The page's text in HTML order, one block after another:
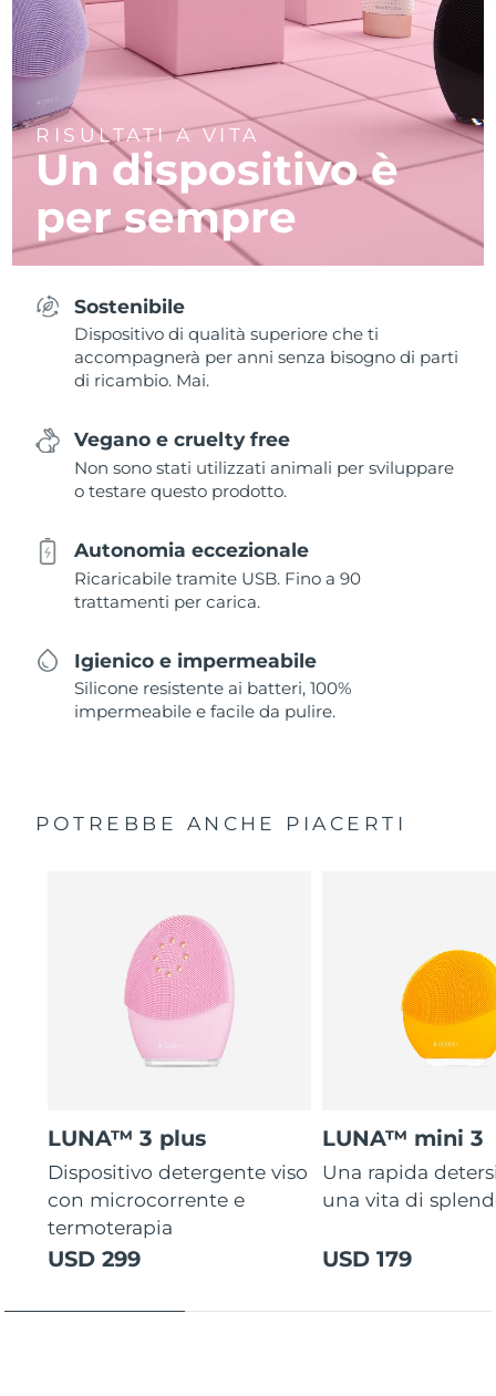
RISULTATI A VITA
Un dispositivo è
per sempre
Sostenibile
Dispositivo di qualità superiore che ti
accompagnerà per anni senza bisogno di parti
di ricambio. Mai.
Vegano e cruelty free
Non sono stati utilizzati animali per sviluppare
o testare questo prodotto.
Autonomia eccezionale
Ricaricabile tramite USB. Fino a 90
trattamenti per carica.
Igienico e impermeabile
Silicone resistente ai batteri, 100%
impermeabile e facile da pulire.
POTREBBE ANCHE PIACERTI
LUNA™ 3 plus
Dispositivo detergente viso
con microcorrente e
termoterapia
USD 299
LUNA™ mini 3
Una rapida
una vita di
USD 179